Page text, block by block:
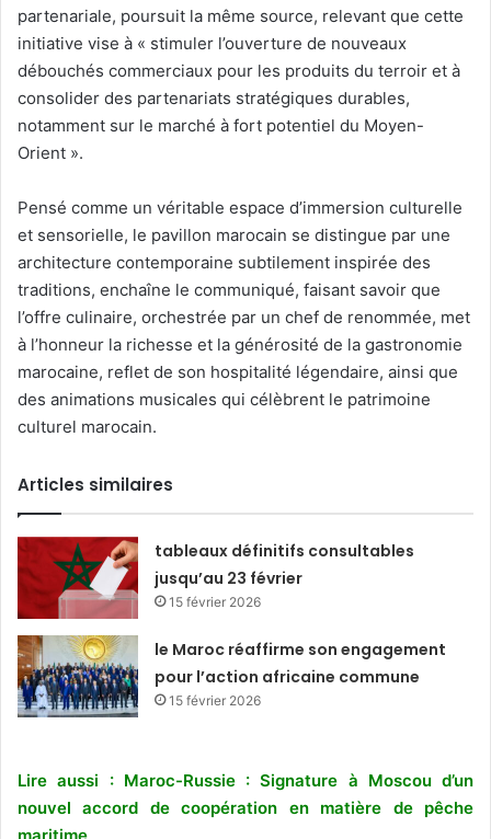
partenariale, poursuit la même source, relevant que cette
initiative vise à « stimuler l’ouverture de nouveaux
débouchés commerciaux pour les produits du terroir et à
consolider des partenariats stratégiques durables,
notamment sur le marché à fort potentiel du Moyen-
Orient ».
Pensé comme un véritable espace d’immersion culturelle
et sensorielle, le pavillon marocain se distingue par une
architecture contemporaine subtilement inspirée des
traditions, enchaîne le communiqué, faisant savoir que
l’offre culinaire, orchestrée par un chef de renommée, met
à l’honneur la richesse et la générosité de la gastronomie
marocaine, reflet de son hospitalité légendaire, ainsi que
des animations musicales qui célèbrent le patrimoine
culturel marocain.
Articles similaires
tableaux définitifs consultables
jusqu’au 23 février
15 février 2026
le Maroc réaffirme son engagement
pour l’action africaine commune
15 février 2026
Lire aussi : Maroc-Russie : Signature à Moscou d’un
nouvel accord de coopération en matière de pêche